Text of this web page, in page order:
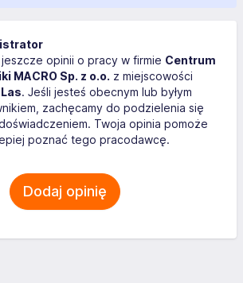
jeszcze opinii o pracy w firmie Centrum
MACRO Sp. z o.o. z miejscowości
. Jeśli jesteś obecnym lub byłym
zachęcamy do podzielenia się
Twoja opinia pomoże
poznać tego pracodawcę.
Dodaj opinię